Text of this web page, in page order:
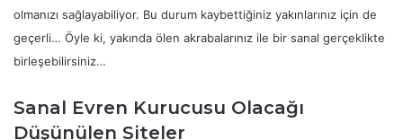
olmanızı sağlayabiliyor. Bu durum kaybettiğiniz yakınlarınız için de
geçerli… Öyle ki, yakında ölen akrabalarınız ile bir sanal gerçeklikte
birleşebilirsiniz…
Sanal Evren Kurucusu Olacağı
Düşünülen Siteler